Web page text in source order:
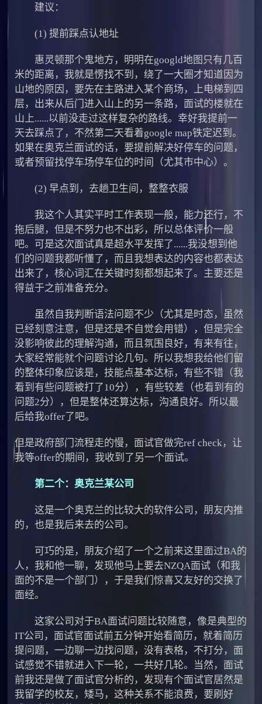
建议：
(1) 提前踩点认地址
惠灵顿那个鬼地方，明明在googld地图只有几百
米的距离，我就是愣找不到，绕了一大圈才知道因为
山地的原因，要先在主路进入某个商场，上电梯到四
层，出来从后门进入山上的另一条路，面试的楼就在
山上......以前没走过这样复杂的路线。幸好我提前一
天去踩点了，不然第二天看着google map铁定迟到。
如果在奥克兰面试的话，要提前解决好停车的问题，
或者预留找停车场停车位的时间（尤其市中心）。
(2) 早点到，去趟卫生间，整整衣服
我这个人其实平时工作表现一般，能力还行，不
拖后腿，但是不努力也不出彩，所以总体评价一般
吧。可是这次面试真是超水平发挥了......我没想到他
们的问题我都听懂了，而且我想表达的内容也都表达
出来了，核心词汇在关键时刻都想起来了。主要还是
得益于之前准备充分。
虽然自我判断语法问题不少（尤其是时态，虽然
已经刻意注意，但是还是不自觉会用错），但是完全
没影响彼此的理解沟通，而且氛围良好，有来有往，
大家经常能就个问题讨论几句。所以我想我给他们留
的整体印象应该是，技能点基本达标，有些不错（我
看到有些问题被打了10分），有些较差（也看到有的
问题2分），但是整体还算达标，沟通良好。所以最
后给我offer了吧。
但是政府部门流程走的慢，面试官做完ref check，让
我等offer的期间，我收到了另一个面试。
第二个：奥克兰某公司
这是一个奥克兰的比较大的软件公司，朋友内推
的，也是我后来去的公司。
可巧的是，朋友介绍了一个之前来这里面过BA的
人，我和他一聊，发现他马上要去NZQA面试（和我
面的不是一个部门），于是我们惊喜又友好的交换了
面经。
这家公司对于BA面试问题比较随意，像是典型的
IT公司，面试官面试前五分钟开始看简历，就着简历
提问题，一边聊一边找问题，没有表格，不打分，面
试感觉不错就进入下一轮，一共好几轮。当然，面试
前我还是做了面试官分析的，发现有个面试官居然是
我留学的校友，矮马，这种关系不能浪费，要刷好